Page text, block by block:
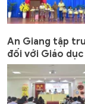
An Giang tập
đối với Giáo